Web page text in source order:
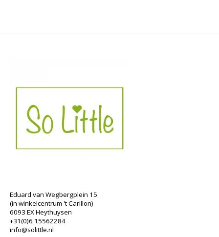
Eduard van Wegbergplein 15
(in winkelcentrum 't Carillon)
6093 EX Heythuysen
+31(0)6 15562284
info@solittle.nl